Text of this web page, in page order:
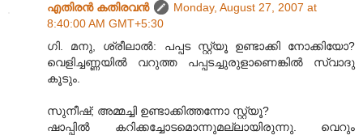
എതിരന്‍ കതിരവന്‍
Monday, August 27, 2007 at
8:40:00 AM GMT+5:30
ഗി. മനു, ശ്രീലാല്‍: പപ്പട സ്റ്റ്യൂ ഉണ്ടാക്കി നോക്കിയോ?
വെളിച്ചണ്ണയില്‍ വറുത്ത പപ്പടച്ചുരുളാണെങ്കില്‍ സ്വാദു
കൂടും.
സുനീഷ്; അമ്മച്ചി ഉണ്ടാക്കിത്തന്നോ സ്റ്റ്യൂ?
ഷാപ്പില്‍ കറിക്കച്ചോടമൊന്നുമല്ലായിരുന്നു. വെറും